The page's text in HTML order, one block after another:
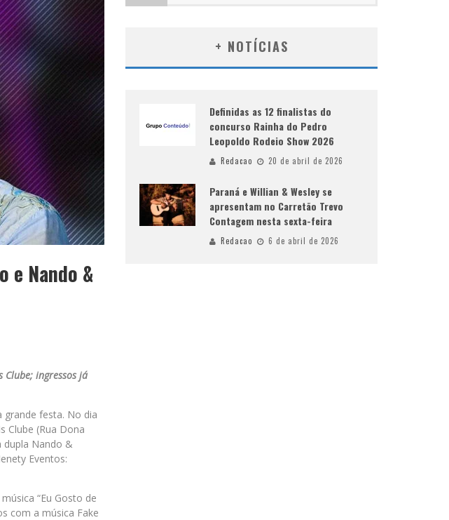
e Nando &
ingressos já
grande festa. No dia
Clube (Rua Dona
dupla Nando &
Eventos:
“Eu Gosto de
com a música Fake
+ NOTÍCIAS
Definidas as 12 finalistas do
concurso Rainha do Pedro
Leopoldo Rodeio Show 2026
Redacao 20 de abril de 2026
Paraná e Willian & Wesley se
apresentam no Carretão Trevo
Contagem nesta sexta-feira
Redacao 6 de abril de 2026